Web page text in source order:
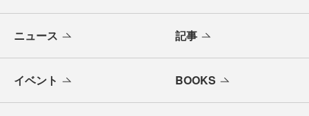
ニュース 記事
イベント BOOKS